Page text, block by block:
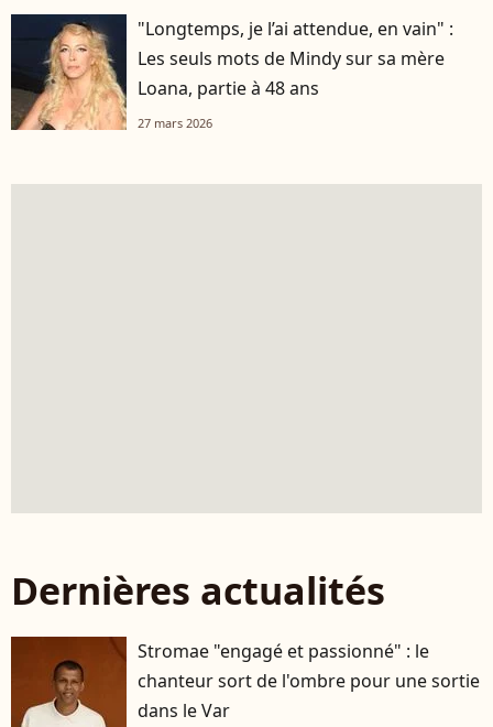
"Longtemps, je l’ai attendue, en vain" :
Les seuls mots de Mindy sur sa mère
Loana, partie à 48 ans
27 mars 2026
Dernières actualités
Stromae "engagé et passionné" : le
chanteur sort de l'ombre pour une sortie
dans le Var